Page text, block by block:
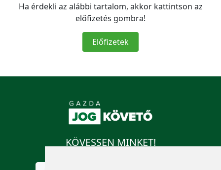
Ha érdekli az alábbi tartalom, akkor kattintson az
előfizetés gombra!
Előfizetek
KÖVESSEN MINKET!